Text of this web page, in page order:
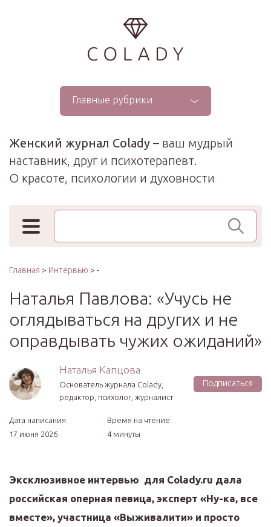
...
Главные рубрики
Женский журнал Colady – ваш мудрый
наставник, друг и психотерапевт.
О красоте, психологии и духовности
Поиск по сайту
Главная > Интервью > -
Наталья Павлова: «Учусь не
оглядываться на других и не
оправдывать чужих ожиданий»
Наталья Капцова
Основатель журнала Colady,
редактор, психолог, журналист
Подписаться
Дата написания:
17 июня 2026
Время на чтение:
4 минуты
Эксклюзивное интервью для Сolady.ru дала
российская оперная певица, эксперт «Ну-ка, все
вместе», участница «Выживалити» и просто